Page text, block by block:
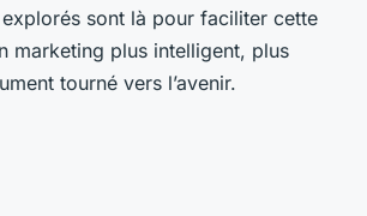
sont là pour faciliter cette
marketing plus intelligent, plus
tourné vers l’avenir.